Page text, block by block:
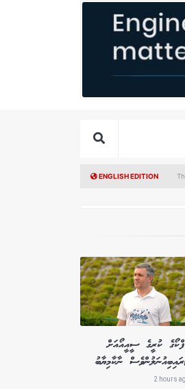
ENGLISH EDITION
ކުރީގެ ސީއީއޯއަށް
ނާކާމިޔާބު
2 hours